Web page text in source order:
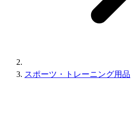
スポーツ・トレーニング用品